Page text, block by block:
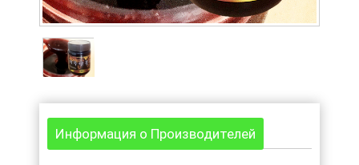
Информация о Производителей